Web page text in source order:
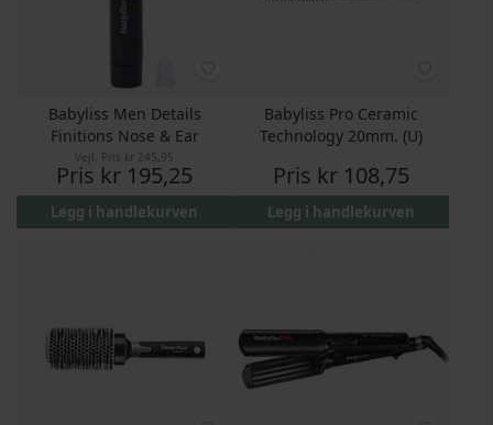
Babyliss Men Details
Finitions Nose & Ear
Vejl. Pris kr 245,95
Pris kr 195,25
Legg i handlekurven
Babyliss Pro Ceramic
Technology 20mm. (U)
Pris kr 108,75
Legg i handlekurven